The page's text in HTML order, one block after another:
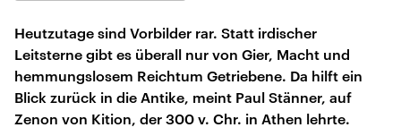
Heutzutage sind Vorbilder rar. Statt irdischer
Leitsterne gibt es überall nur von Gier, Macht und
hemmungslosem Reichtum Getriebene. Da hilft ein
Blick zurück in die Antike, meint Paul Stänner, auf
Zenon von Kition, der 300 v. Chr. in Athen lehrte.